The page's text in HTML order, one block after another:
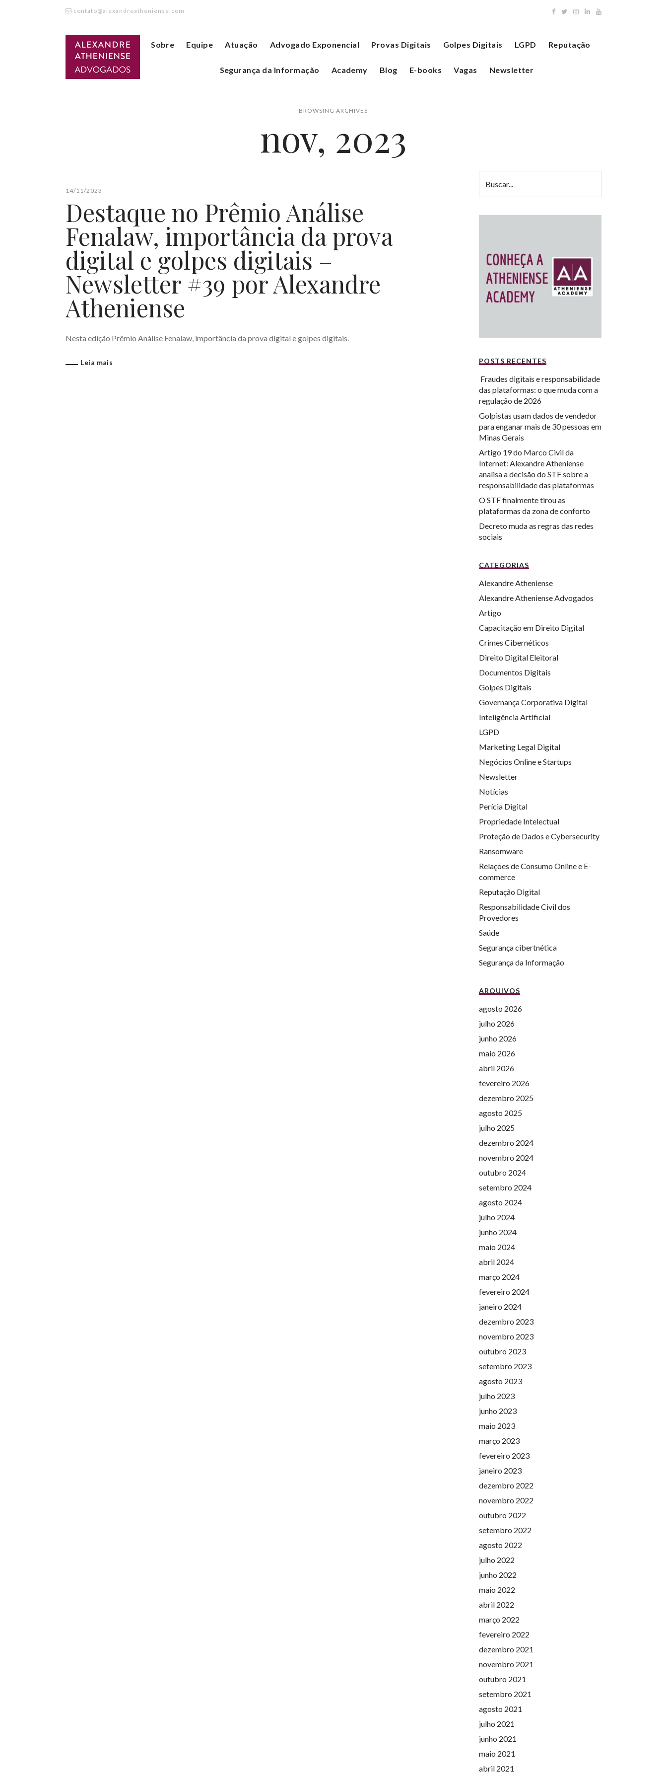
contato@alexandreatheniense.com
Sobre Equipe Atuação Advogado Exponencial Provas Digitais Golpes Digitais LGPD Reputação
Segurança da Informação Academy Blog E-books Vagas Newsletter
BROWSING ARCHIVES
nov, 2023
14/11/2023
Destaque no Prêmio Análise
Fenalaw, importância da prova
digital e golpes digitais –
Newsletter #39 por Alexandre
Atheniense
Nesta edição Prêmio Análise Fenalaw, importância da prova digital e golpes digitais.
Leia mais POSTS RECENTES
Fraudes digitais e responsabilidade
das plataformas: o que muda com a
regulação de 2026
Golpistas usam dados de vendedor
para enganar mais de 30 pessoas em
Minas Gerais
Artigo 19 do Marco Civil da
Internet: Alexandre Atheniense
analisa a decisão do STF sobre a
responsabilidade das plataformas
O STF finalmente tirou as
plataformas da zona de conforto
Decreto muda as regras das redes
sociais
CATEGORIAS
Alexandre Atheniense
Alexandre Atheniense Advogados
Artigo
Capacitação em Direito Digital
Crimes Cibernéticos
Direito Digital Eleitoral
Documentos Digitais
Golpes Digitais
Governança Corporativa Digital
Inteligência Artificial
LGPD
Marketing Legal Digital
Negócios Online e Startups
Newsletter
Notícias
Perícia Digital
Propriedade Intelectual
Proteção de Dados e Cybersecurity
Ransomware
Relações de Consumo Online e E-
commerce
Reputação Digital
Responsabilidade Civil dos
Provedores
Saúde
Segurança cibertnética
Segurança da Informação
ARQUIVOS
agosto 2026
julho 2026
junho 2026
maio 2026
abril 2026
fevereiro 2026
dezembro 2025
agosto 2025
julho 2025
dezembro 2024
novembro 2024
outubro 2024
setembro 2024
agosto 2024
julho 2024
junho 2024
maio 2024
abril 2024
março 2024
fevereiro 2024
janeiro 2024
dezembro 2023
novembro 2023
outubro 2023
setembro 2023
agosto 2023
julho 2023
junho 2023
maio 2023
março 2023
fevereiro 2023
janeiro 2023
dezembro 2022
novembro 2022
outubro 2022
setembro 2022
agosto 2022
julho 2022
junho 2022
maio 2022
abril 2022
março 2022
fevereiro 2022
dezembro 2021
novembro 2021
outubro 2021
setembro 2021
agosto 2021
julho 2021
junho 2021
maio 2021
abril 2021